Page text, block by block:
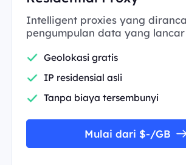
Intelligent proxies yang
pengumpulan data yang
Geolokasi gratis
IP residensial asli
Tanpa biaya tersembunyi
Mulai dari $-/GB